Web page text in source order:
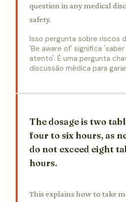
question in any medical
safety.
Isso pergunta sobre riscos
'Be aware of' significa
atento'. É uma pergunta
discussão médica para
The dosage is two
four to six hours, as
do not exceed eight
hours.
This explains how to take